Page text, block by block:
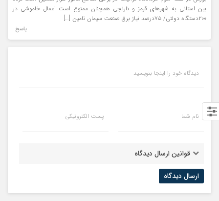
بین استانی به ‌شهرهای قرمز و نارنجی همچنان ممنوع است اعمال خاموشی در
۲۰۰دستگاه دولتی/ ۷۵درصد نیاز برق صنعت سیمان تامین […]
پاسخ
دیدگاه خود را اینجا بنویسید
نام شما پست الکترونیکی
قوانین ارسال دیدگاه